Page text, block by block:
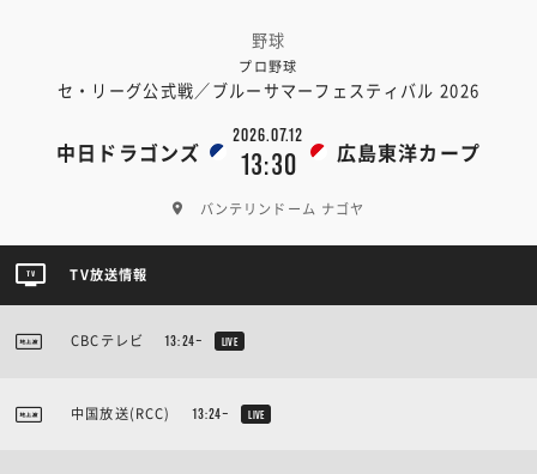
野球
プロ野球
セ・リーグ公式戦／ブルーサマーフェスティバル 2026
中日ドラゴンズ
2026.07.12
13:30 広島東洋カープ
バンテリンドーム ナゴヤ
TV放送情報
CBCテレビ 13:24~ LIVE
中国放送(RCC) 13:24~ LIVE